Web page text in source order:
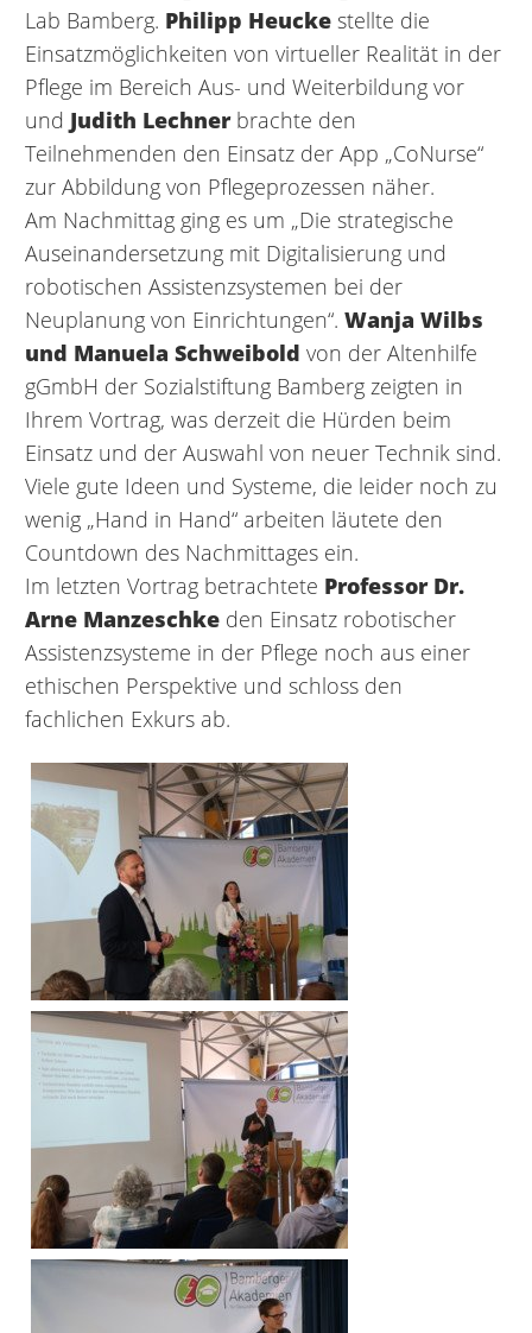
Lab Bamberg. Philipp Heucke stellte die
Einsatzmöglichkeiten von virtueller Realität in der
Pflege im Bereich Aus- und Weiterbildung vor
und Judith Lechnerbrachte den
Teilnehmenden den Einsatz der App „CoNurse“
zur Abbildung von Pflegeprozessen näher.
Am Nachmittag ging es um „Die strategische
Auseinandersetzung mit Digitalisierung und
robotischen Assistenzsystemen bei der
Neuplanung von Einrichtungen“. Wanja Wilbs
und Manuela Schweibold von der Altenhilfe
gGmbH der Sozialstiftung Bamberg zeigten in
Ihrem Vortrag, was derzeit die Hürden beim
Einsatz und der Auswahl von neuer Technik sind.
Viele gute Ideen und Systeme, die leider noch zu
wenig „Hand in Hand“ arbeiten läutete den
Countdown des Nachmittages ein.
Im letzten Vortrag betrachtete Professor Dr.
Arne Manzeschke den Einsatz robotischer
Assistenzsysteme in der Pflege noch aus einer
ethischen Perspektive und schloss den
fachlichen Exkurs ab.